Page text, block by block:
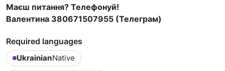
Маєш питання? Телефонуй!
Валентина 380671507955 (Телеграм)
Required languages
UkrainianNative